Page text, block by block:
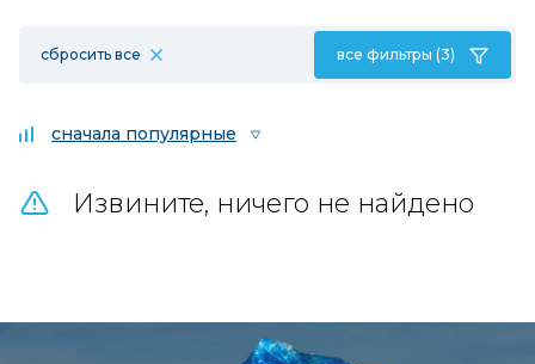
сбросить все все фильтры (3)
сначала популярные
Извините, ничего не найдено